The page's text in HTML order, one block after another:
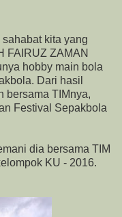
kita yang
FAIRUZ ZAMAN
hobby main bola
Dari hasil
bersama TIMnya,
Festival Sepakbola
dia bersama TIM
KU - 2016.